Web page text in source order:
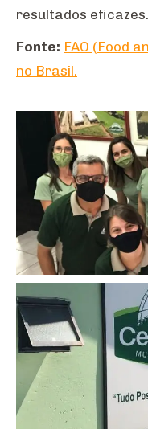
resultados eficazes.
Fonte: FAO (Food
no Brasil.